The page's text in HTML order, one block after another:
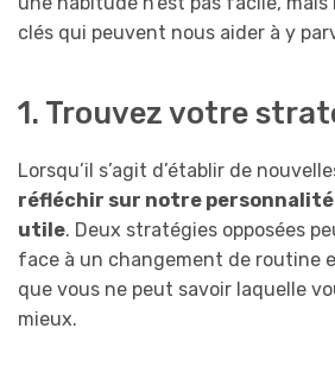
clés qui peuvent nous aider à y
1. Trouvez votre
Lorsqu’il s’agit d’établir de
réfléchir sur notre
utile. Deux stratégies opposées
face à un changement de routine
que vous ne peut savoir laquelle
mieux.